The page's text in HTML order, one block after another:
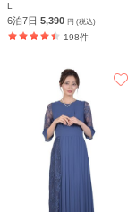
L
6泊7日 5,390 円 (税込)
198件